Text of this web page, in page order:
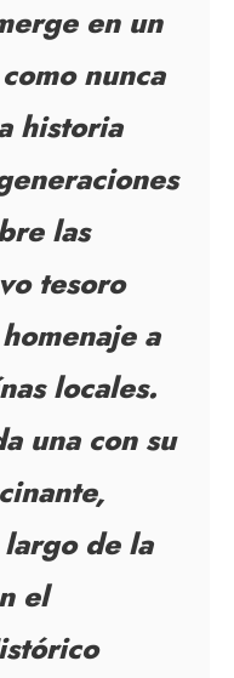
en un
nunca
historia
las
tesoro
a
locales.
una con su
de la
el